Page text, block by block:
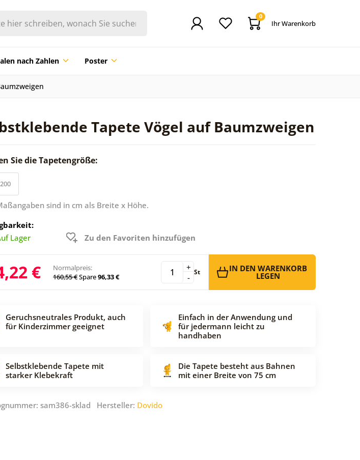
0
Ihr Warenkorb
nach Zahlen Poster
Tapete Vögel auf Baumzweigen
Sie die Tapetengröße:
sind in cm als Breite x Höhe.
Lager
Zu den Favoriten hinzufügen
€
Normalpreis:
160,55 €Spare96,33 € -
+ St IN DEN WARENKORB
LEGEN
Geruchsneutrales Produkt, auch
für Kinderzimmer geeignet
Einfach in der Anwendung und
für jedermann leicht zu
handhaben
Selbstklebende Tapete mit
starker Klebekraft
Die Tapete besteht aus Bahnen
mit einer Breite von 75 cm
sam386-sklad Hersteller: Dovido